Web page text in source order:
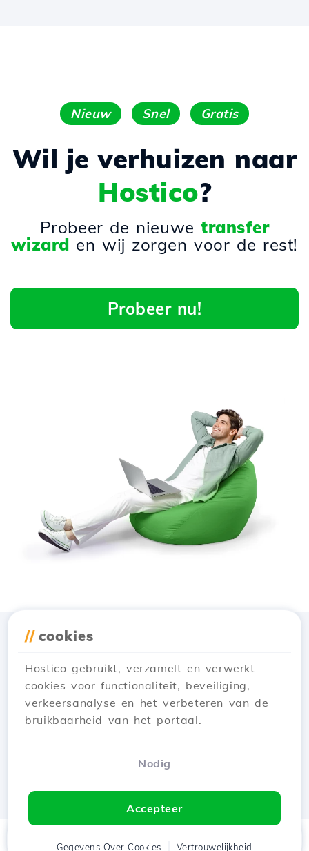
Nieuw Snel Gratis
Wil je verhuizen naar
Hostico?
Probeer de nieuwetransfer
wizard en wij zorgen voor de rest!
Probeer nu!
// cookies
Hostico gebruikt, verzamelt en verwerkt
cookies voor functionaliteit, beveiliging,
verkeersanalyse en het verbeteren van de
bruikbaarheid van het portaal.
Nodig
Accepteer
Gegevens Over Cookies Vertrouwelijkheid
Cliënt Winkelwagen Chat
Download de app